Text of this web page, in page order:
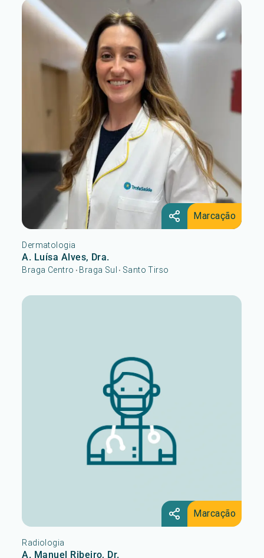
Marcação
Dermatologia
A. Luísa Alves, Dra.
Braga Centro • Braga Sul • Santo Tirso
Marcação
Radiologia
A. Manuel Ribeiro, Dr.